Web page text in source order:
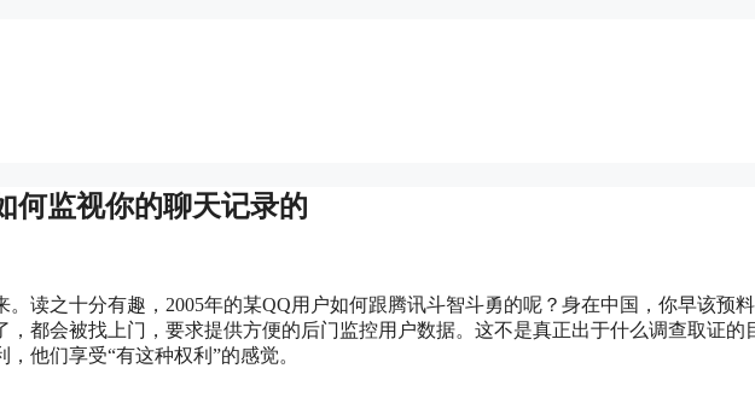
何监视你的聊天记录的
读之十分有趣，2005年的某QQ用户如何跟腾讯斗智斗勇的呢？身在中国，你早该预
，都会被找上门，要求提供方便的后门监控用户数据。这不是真正出于什么调查取证的
他们享受“有这种权利”的感觉。